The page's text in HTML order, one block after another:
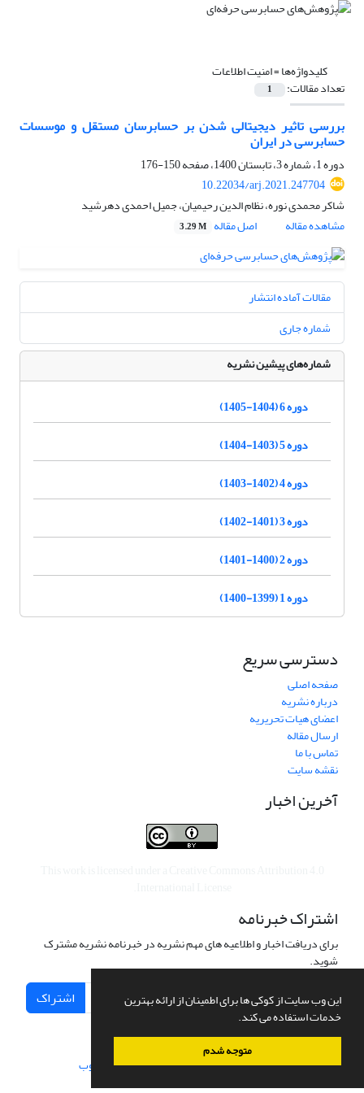
این وب سایت از کوکی ها برای اطمینان از ارائه بهترین
خدمات استفاده می کند.
متوجه شدم
کلیدواژه‌ها =امنیت اطلاعات
تعداد مقالات: 1
بررسی تاثیر دیجیتالی شدن بر حسابرسان مستقل و موسسات
حسابرسی در ایران
دوره 1، شماره 3، تابستان 1400، صفحه
150-176
10.22034/arj.2021.247704
شاکر محمدی نوره، نظام الدین رحیمیان، جمیل احمدی دهرشید
مشاهده مقاله
اصل مقاله 3.29 M
مقالات آماده انتشار
شماره جاری
شماره‌های پیشین نشریه
دوره 6 (1404-1405)
دوره 5 (1403-1404)
دوره 4 (1402-1403)
دوره 3 (1401-1402)
دوره 2 (1400-1401)
دوره 1 (1399-1400)
دسترسی سریع
صفحه اصلی
درباره نشریه
اعضای هیات تحریریه
ارسال مقاله
تماس با ما
نقشه سایت
آخرین اخبار
اشتراک خبرنامه
برای دریافت اخبار و اطلاعیه های مهم نشریه در خبرنامه نشریه مشترک
شوید.
اشتراک
سامانه مدیریت نشریات علمی.طراحی و پیاده سازی از سیناوب